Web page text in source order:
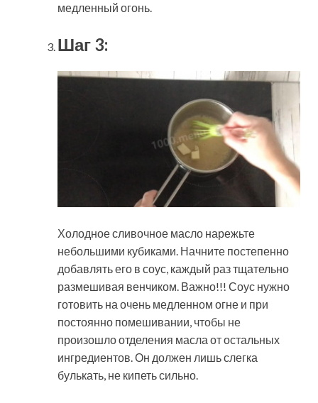
медленный огонь.
Шаг 3:
Холодное сливочное масло нарежьте
небольшими кубиками. Начните постепенно
добавлять его в соус, каждый раз тщательно
размешивая венчиком. Важно!!! Соус нужно
готовить на очень медленном огне и при
постоянно помешивании, чтобы не
произошло отделения масла от остальных
ингредиентов. Он должен лишь слегка
булькать, не кипеть сильно.